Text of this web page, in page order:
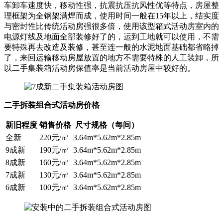
车卸车速度快，移动性强，抗震抗压抗风性优等特点，房屋整
理框架为全钢架满焊而成，使用时间一般在15年以上，结实度
与密封性比传统活动房强很多倍，使用该型箱式活动房室内的
电源灯线及地面全部装修好了的，运到工地就可以使用，不需
要特殊再去改造及装修，甚至连一般的水泥地面基础都省略掉
了，来回运输移动房屋放置的地方不需要特殊的人工装卸，所
以二手集装箱活动房保值率是当前活动房屋中较好的。
二手拆装组合式活动房价格
新旧程度 销售价格 尺寸规格（每间）
全新
220元/㎡ 3.64m*5.62m*2.85m
9成新
190元/㎡ 3.64m*5.62m*2.85m
8成新
160元/㎡ 3.64m*5.62m*2.85m
7成新
130元/㎡ 3.64m*5.62m*2.85m
6成新
100元/㎡ 3.64m*5.62m*2.85m